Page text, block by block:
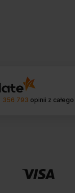
356 793 opinii z